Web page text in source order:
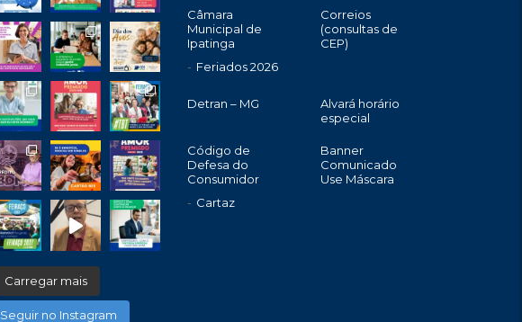
Carregar mais
Seguir no Instagram
Câmara
Municipal de
Ipatinga
Feriados 2026
Correios
(consultas de
CEP)
Detran – MG
Alvará horário
especial
Código de
Defesa do
Consumidor
Cartaz
Banner
Comunicado
Use Máscara